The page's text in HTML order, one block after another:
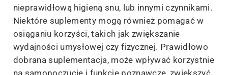
nieprawidłową higieną snu, lub innymi czynnikami.
Niektóre suplementy mogą również pomagać w
osiąganiu korzyści, takich jak zwiększanie
wydajności umysłowej czy fizycznej. Prawidłowo
dobrana suplementacja, może wpływać korzystnie
na samopoczucie i funkcje poznawcze, zwiększyć